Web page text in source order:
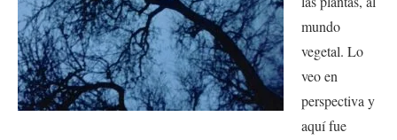
mundo
vegetal. Lo
veo en
perspectiva y
aquí fue